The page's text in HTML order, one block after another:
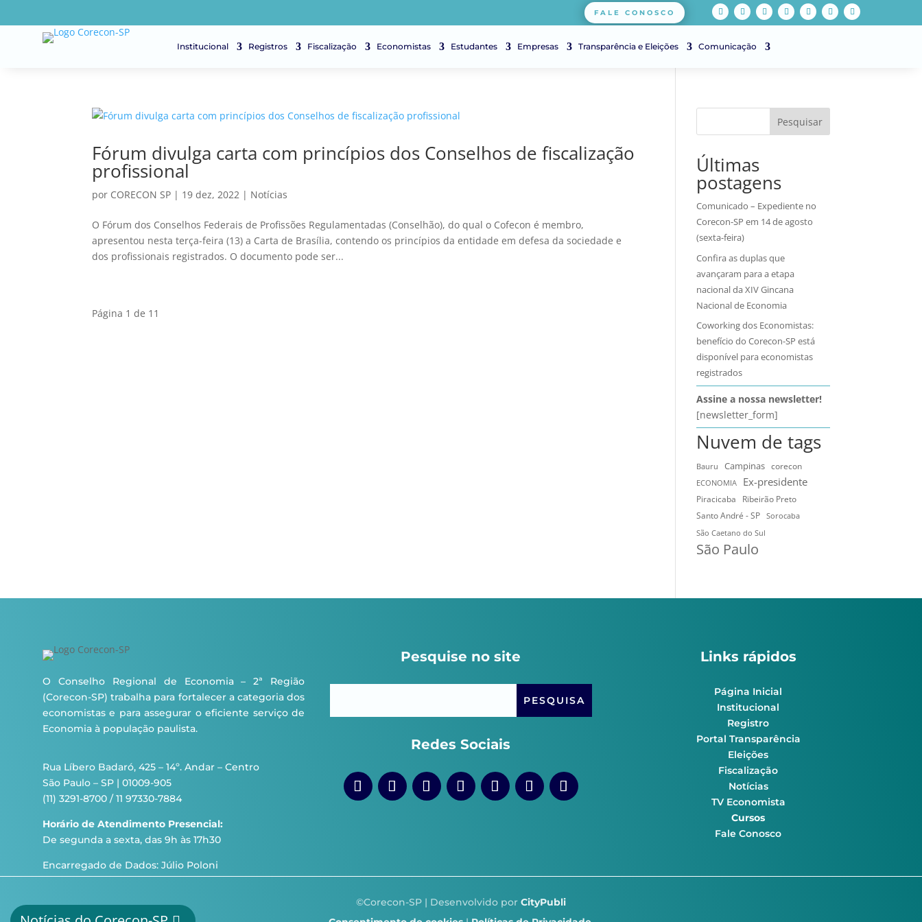
FALE CONOSCO
Institucional Registros Fiscalização Economistas Estudantes Empresas Transparência e Eleições Comunicação
Fórum divulga carta com princípios dos Conselhos de fiscalização
profissional
por CORECON SP | 19 dez, 2022 | Notícias
O Fórum dos Conselhos Federais de Profissões Regulamentadas (Conselhão), do qual o Cofecon é membro,
apresentou nesta terça-feira (13) a Carta de Brasília, contendo os princípios da entidade em defesa da sociedade e
dos profissionais registrados. O documento pode ser...
Página 1 de 1 1
Pesquisar
Últimas
postagens
Comunicado – Expediente no
Corecon-SP em 14 de agosto
(sexta-feira)
Confira as duplas que
avançaram para a etapa
nacional da XIV Gincana
Nacional de Economia
Coworking dos Economistas:
benefício do Corecon-SP está
disponível para economistas
registrados
Assine a nossa newsletter!
[newsletter_form]
Nuvem de tags
Bauru Campinas
corecon
ECONOMIA
Ex-presidente
Piracicaba
Ribeirão Preto
Santo André - SP
Sorocaba
São Caetano do Sul
São Paulo
O Conselho Regional de Economia – 2ª Região
(Corecon-SP) trabalha para fortalecer a categoria dos
economistas e para assegurar o eficiente serviço de
Economia à população paulista.
Rua Líbero Badaró, 425 – 14º. Andar – Centro
São Paulo – SP | 01009-905
(11) 3291-8700 / 11 97330-7884
Horário de Atendimento Presencial:
De segunda a sexta, das 9h às 17h30
Encarregado de Dados: Júlio Poloni
Pesquise no site
Redes Sociais
Links rápidos
Página Inicial
Institucional
Registro
Portal Transparência
Eleições
Fiscalização
Notícias
TV Economista
Cursos
Fale Conosco
©Corecon-SP | Desenvolvido por CityPubli